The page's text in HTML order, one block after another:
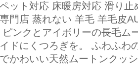
ット対応 床暖房対応 滑り
門店 蒸れない 羊毛 羊毛皮
ピンクとアイボリーの長毛ム
イドにくつろぎを。 ふわふ
かわいい天然ムートンクッ